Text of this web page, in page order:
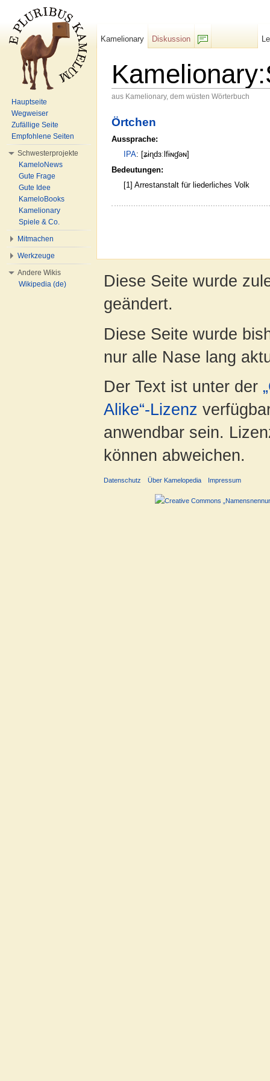
aus Kamelionary, dem wüsten Wörterbuch
Örtchen
Aussprache:
IPA: [ʑɨɳdɜːlfɨɴɠəɴ]
Bedeutungen:
[1] Arrestanstalt für liederliches Volk
Kamelionary
Diskussion
Hauptseite
Wegweiser
Zufällige Seite
Empfohlene Seiten
Schwesterprojekte
KameloNews
Gute Frage
Gute Idee
KameloBooks
Kamelionary
Spiele & Co.
Mitmachen
Werkzeuge
Andere Wikis
Wikipedia (de)
Diese Seite wurde
geändert.
Diese Seite wurde
nur alle Nase lang
Der Text ist unter der
Alike“-Lizenz
anwendbar sein.
können abweichen.
Datenschutz Über Kamelopedia Impressum